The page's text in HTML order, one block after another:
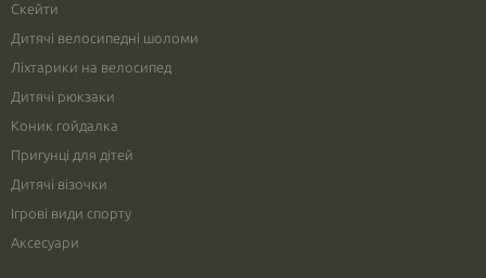
Скейти
Дитячі велосипедні шоломи
Ліхтарики на велосипед
Дитячі рюкзаки
Коник гойдалка
Пригунці для дітей
Дитячі візочки
Ігрові види спорту
Аксесуари